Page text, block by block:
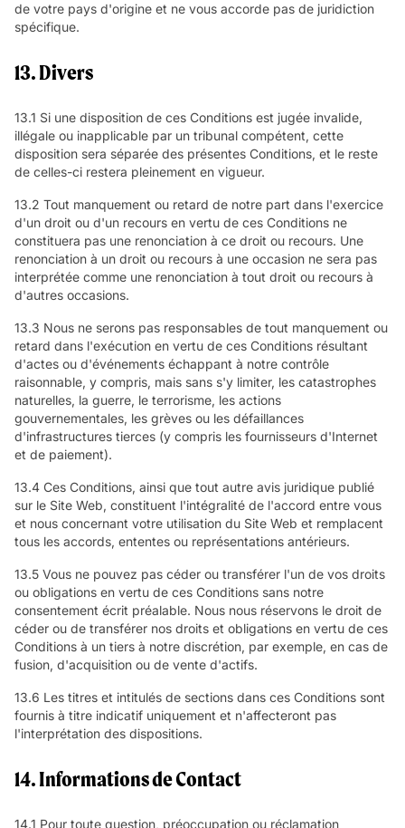
de votre pays d'origine et ne vous accorde pas de juridiction
spécifique.
13. Divers
13.1 Si une disposition de ces Conditions est jugée invalide,
illégale ou inapplicable par un tribunal compétent, cette
disposition sera séparée des présentes Conditions, et le reste
de celles-ci restera pleinement en vigueur.
13.2 Tout manquement ou retard de notre part dans l'exercice
d'un droit ou d'un recours en vertu de ces Conditions ne
constituera pas une renonciation à ce droit ou recours. Une
renonciation à un droit ou recours à une occasion ne sera pas
interprétée comme une renonciation à tout droit ou recours à
d'autres occasions.
13.3 Nous ne serons pas responsables de tout manquement ou
retard dans l'exécution en vertu de ces Conditions résultant
d'actes ou d'événements échappant à notre contrôle
raisonnable, y compris, mais sans s'y limiter, les catastrophes
naturelles, la guerre, le terrorisme, les actions
gouvernementales, les grèves ou les défaillances
d'infrastructures tierces (y compris les fournisseurs d'Internet
et de paiement).
13.4 Ces Conditions, ainsi que tout autre avis juridique publié
sur le Site Web, constituent l'intégralité de l'accord entre vous
et nous concernant votre utilisation du Site Web et remplacent
tous les accords, ententes ou représentations antérieurs.
13.5 Vous ne pouvez pas céder ou transférer l'un de vos droits
ou obligations en vertu de ces Conditions sans notre
consentement écrit préalable. Nous nous réservons le droit de
céder ou de transférer nos droits et obligations en vertu de ces
Conditions à un tiers à notre discrétion, par exemple, en cas de
fusion, d'acquisition ou de vente d'actifs.
13.6 Les titres et intitulés de sections dans ces Conditions sont
fournis à titre indicatif uniquement et n'affecteront pas
l'interprétation des dispositions.
14. Informations de Contact
14.1 Pour toute question, préoccupation ou réclamation